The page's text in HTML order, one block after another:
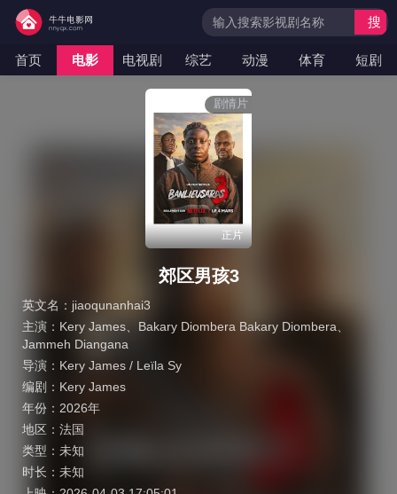
首页 电影 电视剧 综艺 动漫 体育 短剧
搜
剧情片
正片
郊区男孩3
英文名： jiaoqunanhai3
主演： Kery James Bakary Diombera Bakary Diombera
Jammeh Diangana
导演： Kery James / Leïla Sy
编剧： Kery James
年份： 2026年
地区： 法国
类型： 未知
时长： 未知